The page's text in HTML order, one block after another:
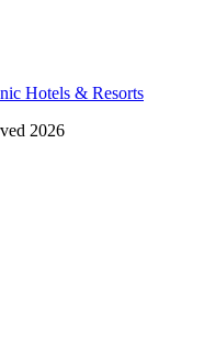
Hotels & Resorts
2026